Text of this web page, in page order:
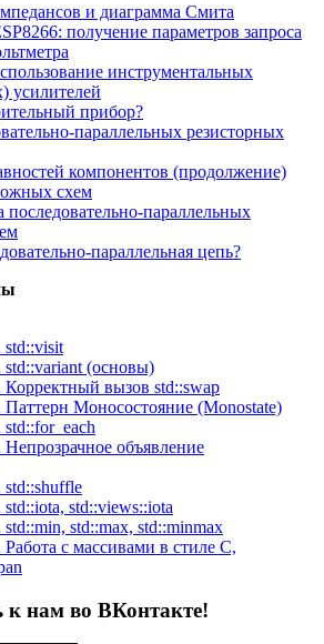
и диаграмма Смита
получение параметров запроса
инструментальных
усилителей
прибор?
параллельных резисторных
компонентов (продолжение)
схем
параллельных
параллельная цепь?
(основы)
вызов std::swap
Моносостояние (Monostate)
объявление
std::views::iota
std::max, std::minmax
с массивами в стиле C,
к нам во ВКонтакте!